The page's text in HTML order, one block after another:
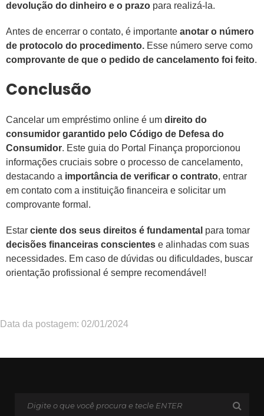
devolução do dinheiro e o prazo para realizá-la.
Antes de encerrar o contato, é importante anotar o número
de protocolo do procedimento. Esse número serve como
comprovante de que o pedido de cancelamento foi feito.
Conclusão
Cancelar um empréstimo online é um direito do
consumidor garantido pelo Código de Defesa do
Consumidor. Este guia do Portal Finança proporcionou
informações cruciais sobre o processo de cancelamento,
destacando a importância de verificar o contrato, entrar
em contato com a instituição financeira e solicitar um
comprovante formal.
Estar ciente dos seus direitos é fundamental para tomar
decisões financeiras conscientes e alinhadas com suas
necessidades. Em caso de dúvidas ou dificuldades, buscar
orientação profissional é sempre recomendável!
Data da postagem: 02/01/2024